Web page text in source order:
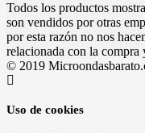
Todos los productos
son vendidos por otras
por esta razón no nos
relacionada con la
© 2019
Uso de cookies